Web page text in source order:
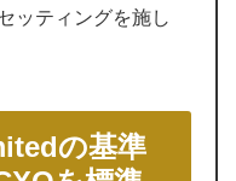
ッティングを施し
の基準